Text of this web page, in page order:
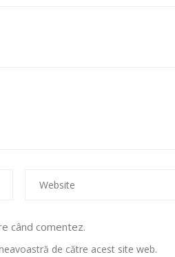
când comentez.
de către acest site web.